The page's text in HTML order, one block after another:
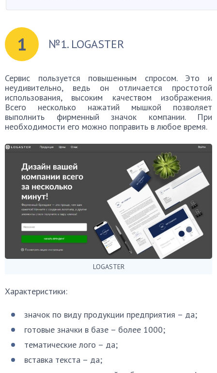
1 №1. LOGASTER
Сервис пользуется повышенным спросом. Это и
неудивительно, ведь он отличается простотой
использования, высоким качеством изображения.
Всего несколько нажатий мышкой позволяет
выполнить фирменный значок компании. При
необходимости его можно поправить в любое время.
LOGASTER
Характеристики:
значок по виду продукции предприятия – да;
готовые значки в базе – более 1000;
тематические лого – да;
вставка текста – да;